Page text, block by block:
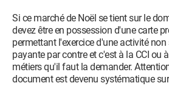
Si ce marché de Noël se tient sur le
devez être en possession d'une carte
permettant l'exercice d'une activité non
payante par contre et c'est à la CCI ou
métiers qu'il faut la demander.
document est devenu systématique